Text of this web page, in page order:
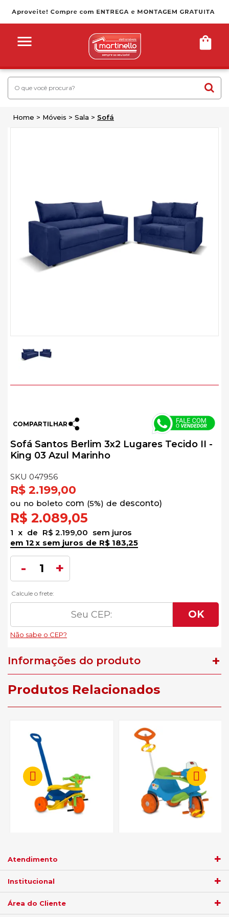
Home Móveis Sala Sofá
COMPARTILHAR
Sofá Santos Berlim 3x2 Lugares Tecido II -
King 03 Azul Marinho
SKU 047956
R$ 2.199,00
1 x de R$ 2.199,00 sem juros
12x de R$ 183,25
sem juros
R$ 2.089,05
de
5%)
no boleto
Informações do produto
Produtos Relacionados
Azul
R$ 227,05
no boleto
R$ 239,00
R$ 521,55
Atendimento
Institucional
Área do Cliente